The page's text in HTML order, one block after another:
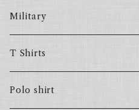
Military
T Shirts
Polo shirt